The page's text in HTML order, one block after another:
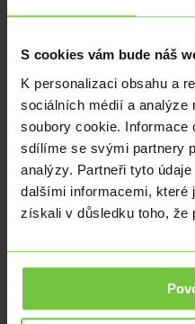
S cookies vám bude náš
K personalizaci obsahu a
sociálních médií a
soubory cookie. Informace
sdílíme se svými partnery
analýzy. Partneři tyto
dalšími informacemi, které
získali v důsledku toho, že
odměn Open League podporují
tento měsíc 15…
Analýzy|Kryptoměny
Konflikt mezi Íránem a
v kryptoměnovém světě
Narůstající napětí mezi Íránem